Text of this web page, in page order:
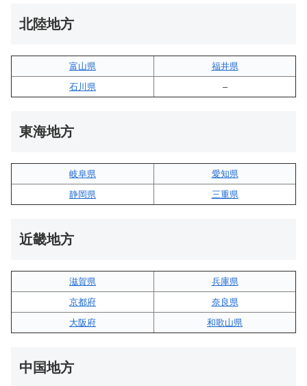
北陸地方
富山県
福井県
石川県
–
東海地方
岐阜県
愛知県
静岡県
三重県
近畿地方
滋賀県
兵庫県
京都府
奈良県
大阪府
和歌山県
中国地方